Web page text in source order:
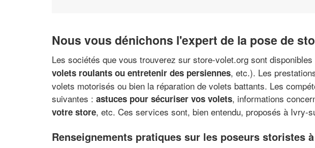
Nous vous dénichons l'expert de la pose de
Les sociétés que vous trouverez sur store-volet.org sont
volets roulants ou entretenir des persiennes, etc.). Les
volets motorisés ou bien la réparation de volets battants. Les
suivantes : astuces pour sécuriser vos volets, informations
votre store, etc. Ces services sont, bien entendu, proposés à Ivry-
Renseignements pratiques sur les poseurs storistes